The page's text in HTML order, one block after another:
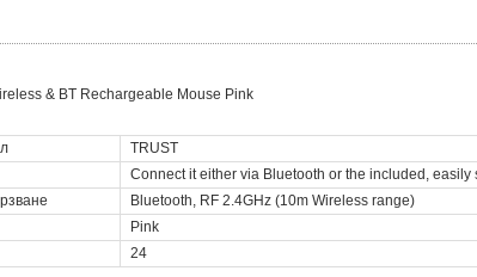
& BT Rechargeable Mouse Pink
TRUST
Connect it either via Bluetooth or the included, easily
Bluetooth, RF 2.4GHz (10m Wireless range)
Pink
24